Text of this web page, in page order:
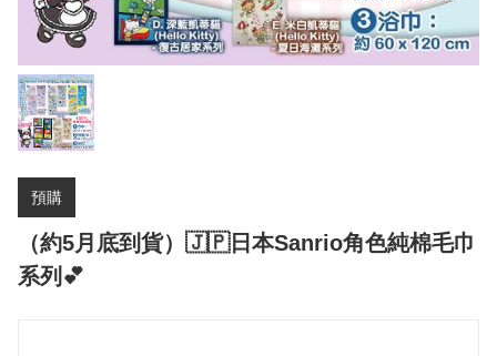
預購
（約5月底到貨）🇯🇵日本Sanrio角色純棉毛巾
系列💕